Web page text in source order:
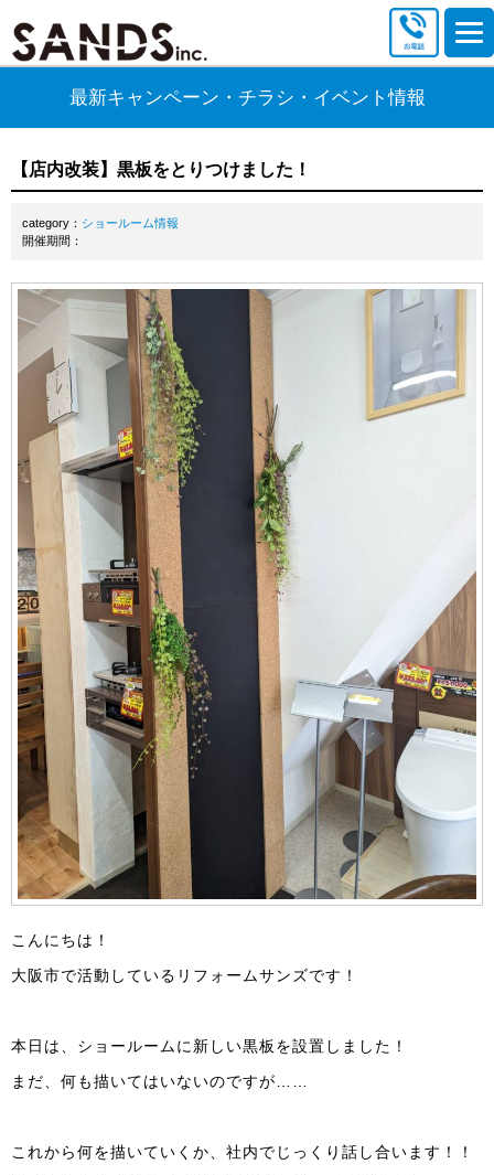
最新キャンペーン・チラシ・イベント情報
【店内改装】黒板をとりつけました！
category： ショールーム情報
開催期間：
こんにちは！
大阪市で活動しているリフォームサンズです！
本日は、ショールームに新しい黒板を設置しました！
まだ、何も描いてはいないのですが……
これから何を描いていくか、社内でじっくり話し合います！！